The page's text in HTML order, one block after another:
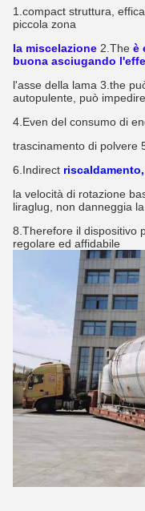
1.compact struttura,
piccola zona
la miscelazione 2.The è
buona asciugando
l'asse della lama 3.the
autopulente, può
4.Even del consumo di
trascinamento di polvere
6.Indirect
la velocità di rotazione
liraglug, non danneggia
8.Therefore il dispositivo
regolare ed affidabile